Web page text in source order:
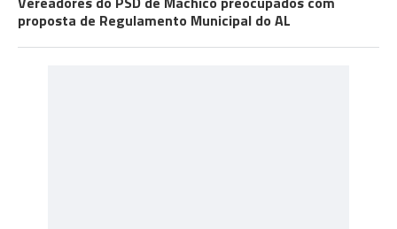
proposta de Regulamento Municipal do AL